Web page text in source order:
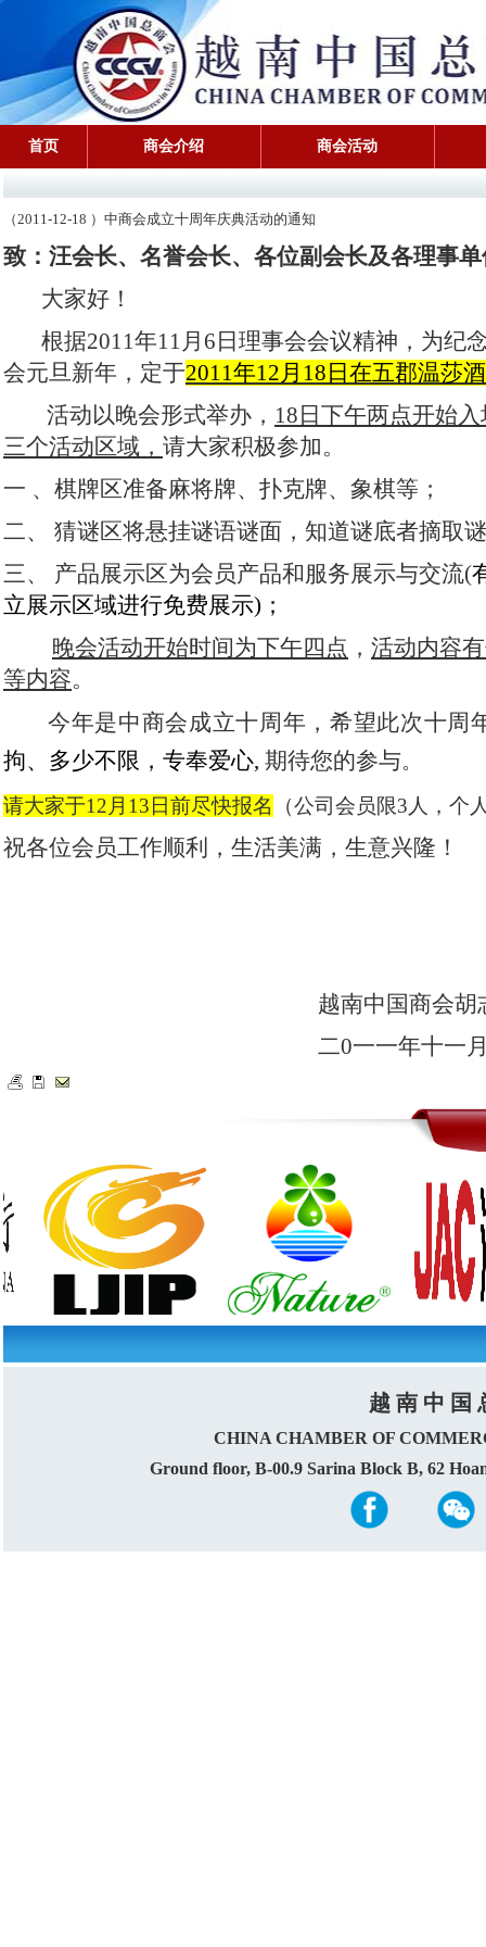
首页 商会介绍 商会活动
（2011-12-18 ）中商会成立十周年庆典活动的通知
致：汪会长、名誉会长、各位副会长及各理事
大家好！
根据2011年11月 6 日理事会会议精神，为纪
会元旦新年，定于2011年12月 18 日在五郡温莎
活动以晚会形式举办， 18 日下午两点开始入
三个活动区域， 请大家积极参加。
一 、棋牌区准备麻将牌、扑克牌、象棋等；
二、
猜谜区将悬挂谜语谜面，知道谜底者摘取
三、
产品展示区为会员产品和服务展示与交流(
立展示区域进行免费展示) ；
晚会活动开始时间为下午四点 ， 活动内容
等内容。
今年是中商会成立十周年，希望此次十周
拘、多少不限，专奉爱心, 期待您的参与。
请大家于12 月 13 日前尽快报名 （公司会员限3 人，个
祝各位会员工作顺利，生活美满，生意兴隆！
越南中国商会胡
二0一一年十一
越 南 中 国
CHINA CHAMBER OF
Ground floor, B-00.9 Sarina Block B, 62